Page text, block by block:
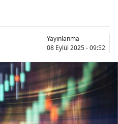
Yayınlanma
08 Eylül 2025 - 09:52